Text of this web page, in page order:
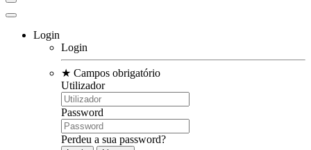
Login
Login
★ Campos obrigatório
Utilizador
Password
Perdeu a sua password?